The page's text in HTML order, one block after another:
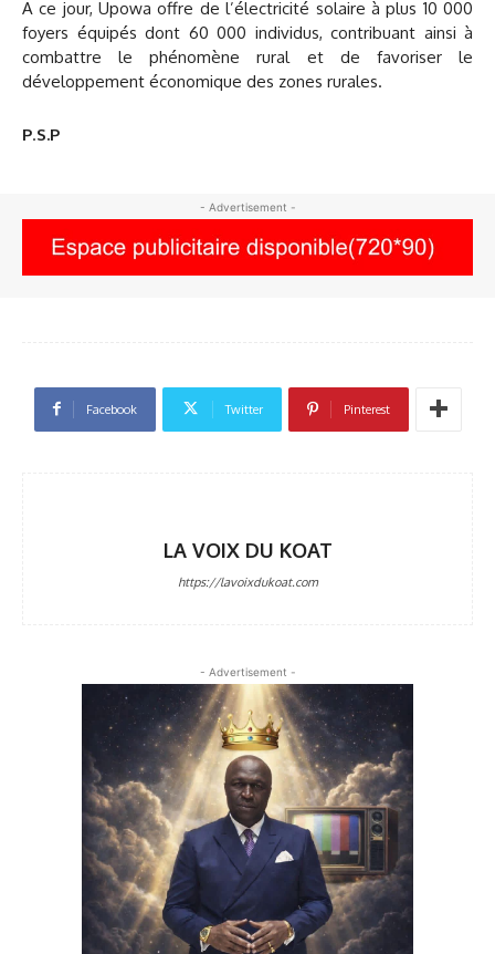
A ce jour, Upowa offre de l’électricité solaire à plus 10 000
foyers équipés dont 60 000 individus, contribuant ainsi à
combattre le phénomène rural et de favoriser le
développement économique des zones rurales.
P.S.P
- Advertisement -
Facebook Twitter Pinterest
LA VOIX DU KOAT
https://lavoixdukoat.com
- Advertisement -